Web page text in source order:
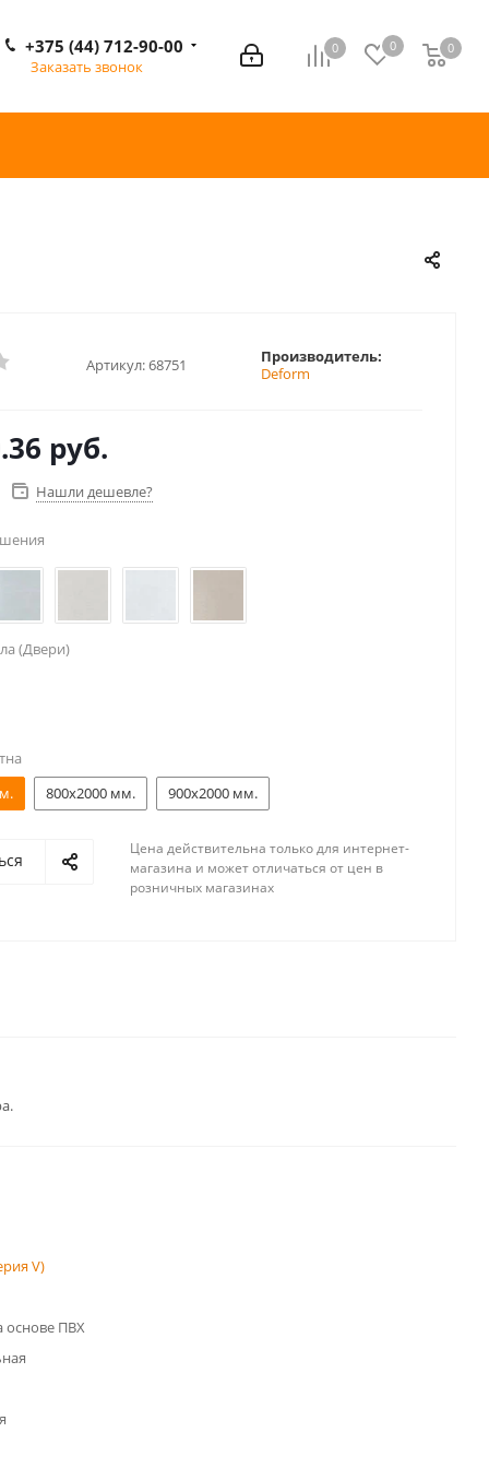
0 0 0
0
+375 (44) 712-90-00
Заказать звонок
Артикул:68751
Производитель:
Deform
руб.
Нашли дешевле?
(Двери)
800x2000 мм. 900x2000 мм.
Цена действительна только для интернет-
магазина и может отличаться от цен в
розничных магазинах
V)
основе ПВХ